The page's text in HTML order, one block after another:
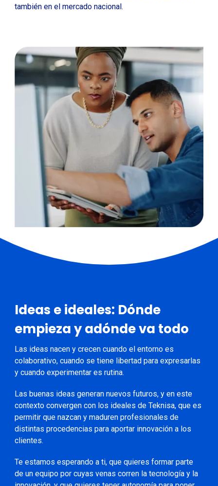
también en el mercado nacional.
Ideas e ideales: Dónde
empieza y adónde va todo
Las ideas nacen y crecen cuando el entorno es
colaborativo, cuando se tiene libertad para expresarlas
y cuando experimentar es rutina.
Las buenas ideas generan nuevos futuros, y en este
contexto convergen con los ideales de Teknisa, que es
permitir que nazcan y maduren profesionales de
distintas procedencias para aportar innovación a los
clientes.
Te estamos esperando a ti, que quieres formar parte
de un equipo por cuyas venas corren la tecnología y la